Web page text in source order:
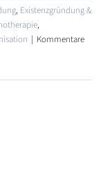
, Existenzgründung &
,
| Kommentare